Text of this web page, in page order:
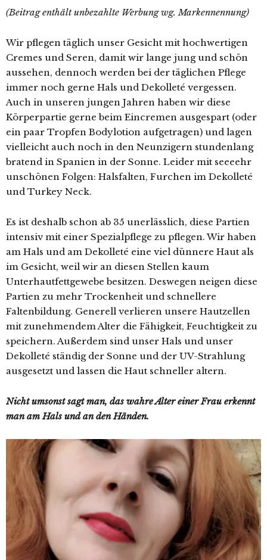
(Beitrag enthält unbezahlte Werbung wg. Markennennung)
Wir pflegen täglich unser Gesicht mit hochwertigen
Cremes und Seren, damit wir lange jung und schön
aussehen, dennoch werden bei der täglichen Pflege
immer noch gerne Hals und Dekolleté vergessen.
Auch in unseren jungen Jahren haben wir diese
Körperpartie gerne beim Eincremen ausgespart (oder
ein paar Tropfen Bodylotion aufgetragen) und lagen
vielleicht auch noch in den Neunzigern stundenlang
bratend in Spanien in der Sonne. Leider mit seeeehr
unschönen Folgen: Halsfalten, Furchen im Dekolleté
und Turkey Neck.
Es ist deshalb schon ab 35 unerlässlich, diese Partien
intensiv mit einer Spezialpflege zu pflegen. Wir haben
am Hals und am Dekolleté eine viel dünnere Haut als
im Gesicht, weil wir an diesen Stellen kaum
Unterhautfettgewebe besitzen. Deswegen neigen diese
Partien zu mehr Trockenheit und schnellere
Faltenbildung. Generell verlieren unsere Hautzellen
mit zunehmendem Alter die Fähigkeit, Feuchtigkeit zu
speichern. Außerdem sind unser Hals und unser
Dekolleté ständig der Sonne und der UV-Strahlung
ausgesetzt und lassen die Haut schneller altern.
Nicht umsonst sagt man, das wahre Alter einer Frau erkennt
man am Hals und an den Händen.